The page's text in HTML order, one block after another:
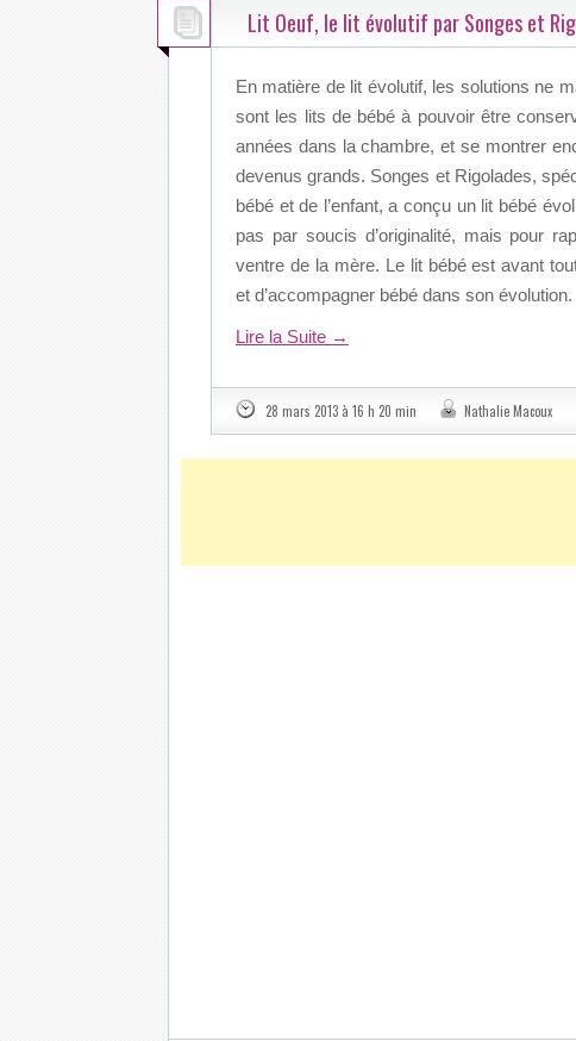
Lit Oeuf, le lit évolutif par Songes et
En matière de lit évolutif, les solutions ne
sont les lits de bébé à pouvoir être
années dans la chambre, et se montrer
devenus grands. Songes et Rigolades,
bébé et de l’enfant, a conçu un lit bébé
pas par soucis d’originalité, mais pour
ventre de la mère. Le lit bébé est avant
et d’accompagner bébé dans son
Lire la Suite →
28 mars 2013 à 16 h 20 min Nathalie Macoux